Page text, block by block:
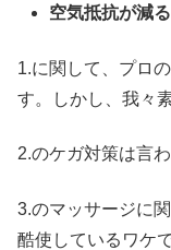
空気抵抗が減る
1.に関して、プロ
す。しかし、我々
2.のケガ対策は言
3.のマッサージに
酷使しているワケ